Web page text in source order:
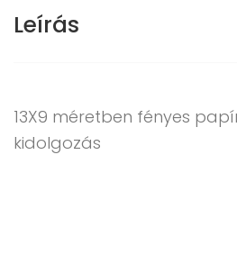
Leírás
13X9 méretben fényes
kidolgozás